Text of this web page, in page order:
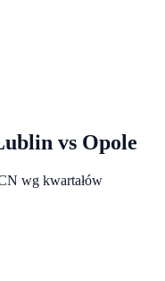
vs Opole
wg kwartałów